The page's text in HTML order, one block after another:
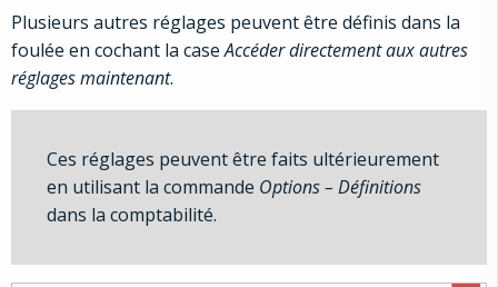
Plusieurs autres réglages peuvent être définis dans la
foulée en cochant la caseAccéder directement aux autres
réglages maintenant.
Ces réglages peuvent être faits ultérieurement
en utilisant la commande Options – Définitions
dans la comptabilité.